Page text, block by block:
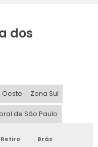
dos
Oeste Zona Sul
de São Paulo
Retiro
Brás